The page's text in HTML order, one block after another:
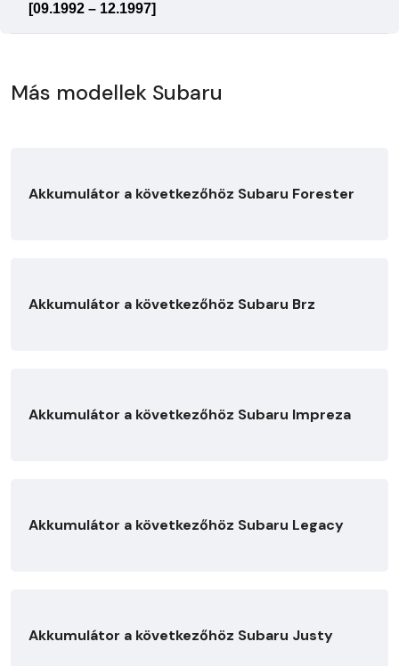
[09.1992 – 12.1997]
Más modellek Subaru
Akkumulátor a következőhöz Subaru Forester
Akkumulátor a következőhöz Subaru Brz
Akkumulátor a következőhöz Subaru Impreza
Akkumulátor a következőhöz Subaru Legacy
Akkumulátor a következőhöz Subaru Justy